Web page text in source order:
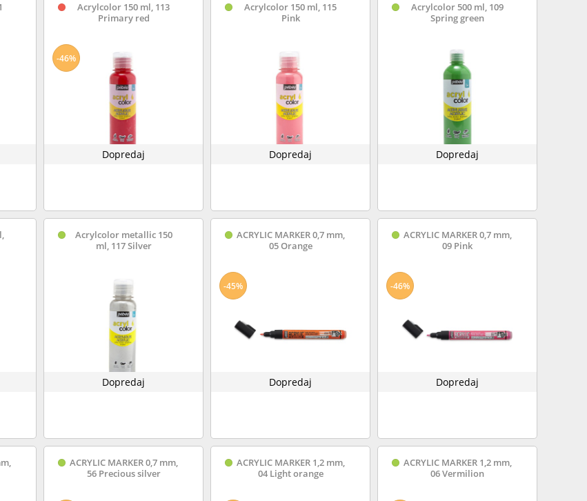
Acrylcolor 150 ml, 113
Primary red
Dopredaj
-46%
Acrylcolor 150 ml, 115
Pink
Dopredaj
Acrylcolor 500 ml, 109
Spring green
Dopredaj
Acrylcolor metallic 150
ml, 117 Silver
Dopredaj
ACRYLIC MARKER 0,7 mm,
05 Orange
Dopredaj
-45%
ACRYLIC MARKER 0,7 mm,
09 Pink
Dopredaj
-46%
ACRYLIC MARKER 0,7 mm,
56 Precious silver
ACRYLIC MARKER 1,2 mm,
04 Light orange
ACRYLIC MARKER 1,2 mm,
06 Vermilion